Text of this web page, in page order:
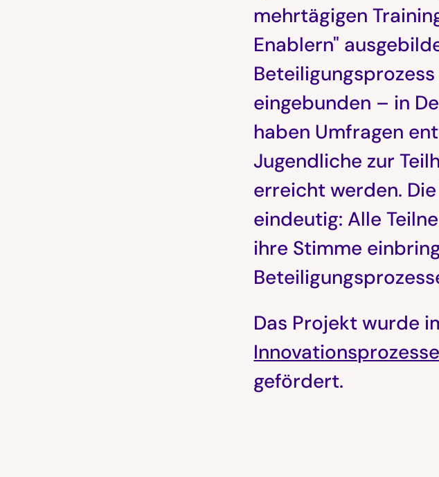
mehrtägigen
Enablern"
eingebunden – in
haben Umfragen
Jugendliche zur
erreicht werden.
eindeutig: Alle
ihre Stimme
Das Projekt wurde
gefördert.